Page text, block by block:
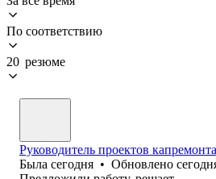
По соответствию
20 резюме
Руководитель проектов
Была сегодня • Обновлено